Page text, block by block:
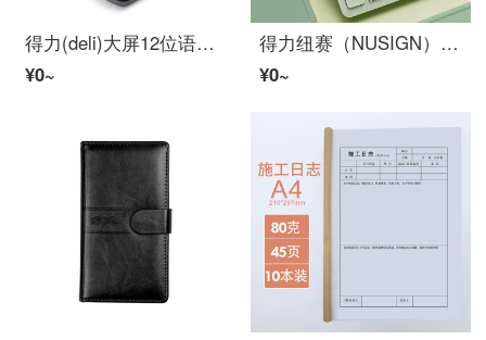
得力(deli)大屏12位语音计算器计算机 男女真声切换 电子琴功能可弹音乐 办公用品 蓝灰色1555
¥0~
得力纽赛（NUSIGN）时尚办公计算器 德国创意设计 大按键双电源设计 时尚造型办公文具/家用 绿色NS042
¥0~